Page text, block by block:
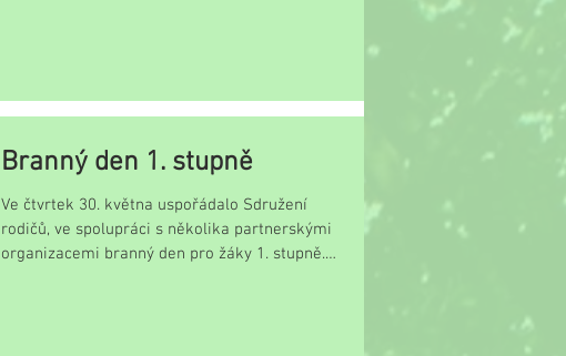
Branný den 1. stupně
Ve čtvrtek 30. května uspořádalo Sdružení
rodičů, ve spolupráci s několika partnerskými
organizacemi branný den pro žáky 1. stupně.